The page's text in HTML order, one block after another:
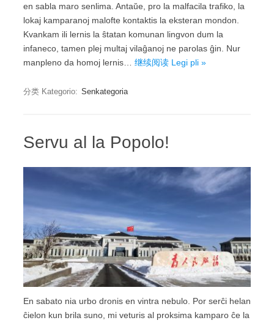
en sabla maro senlima. Antaŭe, pro la malfacila trafiko, la
lokaj kamparanoj malofte kontaktis la eksteran mondon.
Kvankam ili lernis la ŝtatan komunan lingvon dum la
infaneco, tamen plej multaj vilaĝanoj ne parolas ĝin. Nur
manpleno da homoj lernis… 继续阅读 Legi pli »
分类 Kategorio: Senkategoria
Servu al la Popolo!
En sabato nia urbo dronis en vintra nebulo. Por serĉi helan
ĉielon kun brila suno, mi veturis al proksima kamparo ĉe la